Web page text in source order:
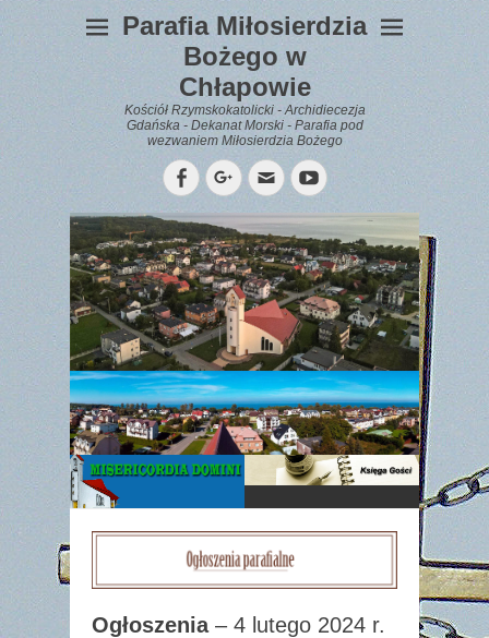
Parafia Miłosierdzia
Bożego w
Chłapowie
Kościół Rzymskokatolicki - Archidiecezja
Gdańska - Dekanat Morski - Parafia pod
wezwaniem Miłosierdzia Bożego
FacebookGoogleplus
EmailYouTube
WYPOCZYNEK
Gazetka
Parafialna
Ogłoszenia– 4 lutego 2024 r.